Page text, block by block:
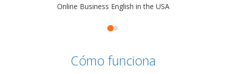
Online Business English in the USA
Cómo funciona